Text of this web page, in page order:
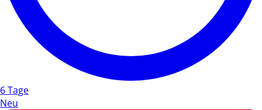
6 Tage
Neu